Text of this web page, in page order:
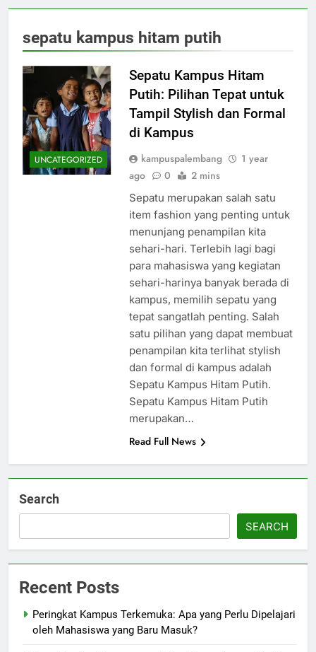
sepatu kampus hitam putih
UNCATEGORIZED
Sepatu Kampus Hitam
Putih: Pilihan Tepat untuk
Tampil Stylish dan Formal
di Kampus
kampuspalembang
1 year
ago
0 2 mins
Sepatu merupakan salah satu
item fashion yang penting untuk
menunjang penampilan kita
sehari-hari. Terlebih lagi bagi
para mahasiswa yang kegiatan
sehari-harinya banyak berada di
kampus, memilih sepatu yang
tepat sangatlah penting. Salah
satu pilihan yang dapat membuat
penampilan kita terlihat stylish
dan formal di kampus adalah
Sepatu Kampus Hitam Putih.
Sepatu Kampus Hitam Putih
merupakan…
Read Full News
Search
SEARCH
Recent Posts
Peringkat Kampus Terkemuka: Apa yang Perlu Dipelajari
oleh Mahasiswa yang Baru Masuk?